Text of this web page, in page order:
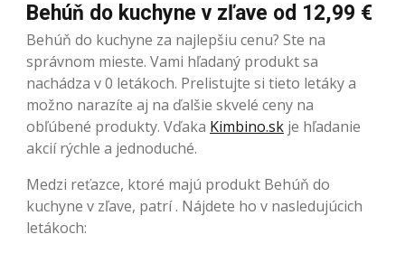
Behúň do kuchyne v zľave od 12,99 €
Behúň do kuchyne za najlepšiu cenu? Ste na
správnom mieste. Vami hľadaný produkt sa
nachádza v 0 letákoch. Prelistujte si tieto letáky a
možno narazíte aj na ďalšie skvelé ceny na
obľúbené produkty. Vďaka Kimbino.sk je hľadanie
akcií rýchle a jednoduché.
Medzi reťazce, ktoré majú produkt Behúň do
kuchyne v zľave, patrí . Nájdete ho v nasledujúcich
letákoch: